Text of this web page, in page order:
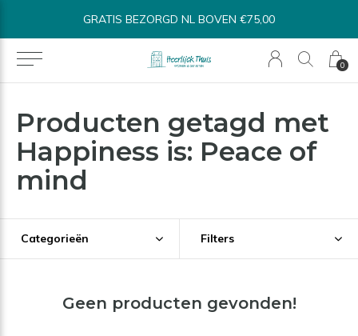
0
GRATIS BEZORGD NL BOVEN €75,00
Producten getagd met
Happiness is: Peace of
mind
Categorieën Filters
Geen producten gevonden!